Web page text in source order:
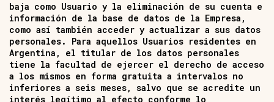
baja como Usuario y la eliminación de su cuenta e
información de la base de datos de la Empresa,
como así también acceder y actualizar a sus datos
personales. Para aquellos Usuarios residentes en
Argentina, el titular de los datos personales
tiene la facultad de ejercer el derecho de acceso
a los mismos en forma gratuita a intervalos no
inferiores a seis meses, salvo que se acredite un
interés legítimo al efecto conforme lo